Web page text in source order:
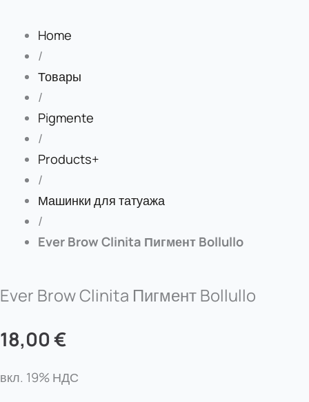
Home
/
Товары
/
Pigmente
/
Products+
/
Машинки для татуажа
/
Ever Brow Clinita Пигмент Bollullo
Ever Brow Clinita Пигмент Bollullo
18,00€
вкл. 19% НДС